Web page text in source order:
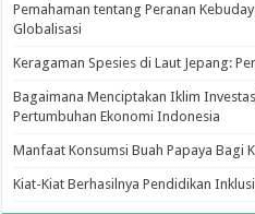
Pemahaman tentang Peranan
Globalisasi
Keragaman Spesies di Laut Jepang:
Bagaimana Menciptakan Iklim
Pertumbuhan Ekonomi Indonesia
Manfaat Konsumsi Buah Papaya Bagi
Kiat-Kiat Berhasilnya Pendidikan